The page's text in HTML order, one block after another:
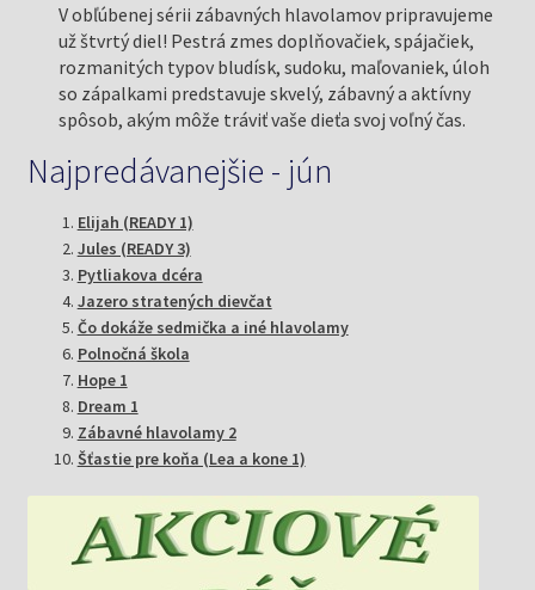
V obľúbenej sérii zábavných hlavolamov pripravujeme
už štvrtý diel! Pestrá zmes doplňovačiek, spájačiek,
rozmanitých typov bludísk, sudoku, maľovaniek, úloh
so zápalkami predstavuje skvelý, zábavný a aktívny
spôsob, akým môže tráviť vaše dieťa svoj voľný čas.
Najpredávanejšie - jún
Elijah (READY 1)
Jules (READY 3)
Pytliakova dcéra
Jazero stratených dievčat
Čo dokáže sedmička a iné hlavolamy
Polnočná škola
Hope 1
Dream 1
Zábavné hlavolamy 2
Šťastie pre koňa (Lea a kone 1)